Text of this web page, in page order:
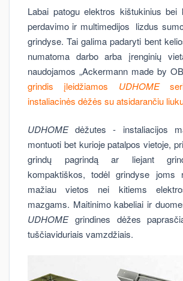
Labai patogu elektros kištukinius bei
perdavimo ir multimedijos lizdus
grindyse. Tai galima padaryti bent
numatoma darbo arba įrenginių
naudojamos „Ackermann made by
grindis įleidžiamos UDHOME
instaliacinės dėžės su atsidarančiu
UDHOMEdėžutes - instaliacijos
montuoti bet kurioje patalpos vietoje,
grindų pagrindą ar liejant
kompaktiškos, todėl grindyse joms
mažiau vietos nei kitiems
mazgams. Maitinimo kabeliai ir
UDHOME grindines dėžes
tuščiaviduriais vamzdžiais.